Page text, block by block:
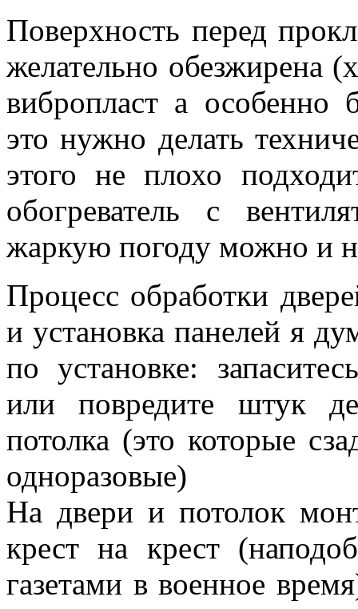
Поверхность перед
желательно обезжирена
вибропласт а особенно
это нужно делать
этого не плохо
обогреватель с
жаркую погоду можно и
Процесс обработки
и установка панелей я
по установке:
или повредите штук
потолка (это которые
одноразовые)
На двери и потолок
крест на крест
газетами в военное